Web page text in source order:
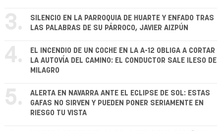
3.
SILENCIO EN LA PARROQUIA DE HUARTE Y ENFADO TRAS
LAS PALABRAS DE SU PÁRROCO, JAVIER AIZPÚN
4.
EL INCENDIO DE UN COCHE EN LA A-12 OBLIGA A CORTAR
LA AUTOVÍA DEL CAMINO: EL CONDUCTOR SALE ILESO DE
MILAGRO
5.
ALERTA EN NAVARRA ANTE EL ECLIPSE DE SOL: ESTAS
GAFAS NO SIRVEN Y PUEDEN PONER SERIAMENTE EN
RIESGO TU VISTA